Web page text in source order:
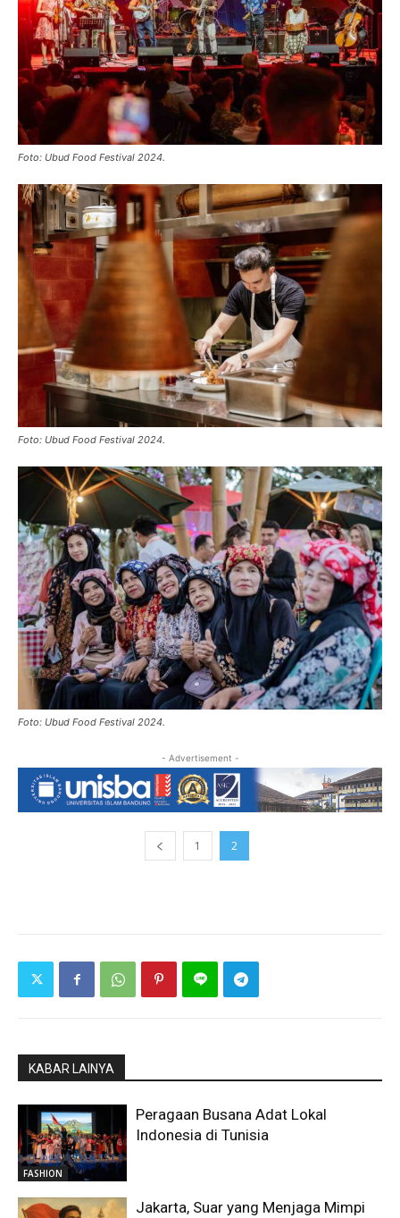
Foto: Ubud Food Festival 2024.
Foto: Ubud Food Festival 2024.
Foto: Ubud Food Festival 2024.
- Advertisement -
1 2
KABAR LAINYA
FASHION
Peragaan Busana Adat Lokal
Indonesia di Tunisia
Jakarta, Suar yang Menjaga Mimpi